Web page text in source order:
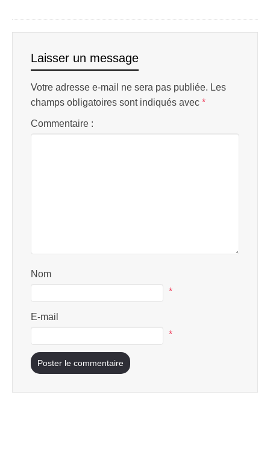
Laisser un message
Votre adresse e-mail ne sera pas publiée. Les
champs obligatoires sont indiqués avec *
Commentaire :
Nom
*
E-mail
*